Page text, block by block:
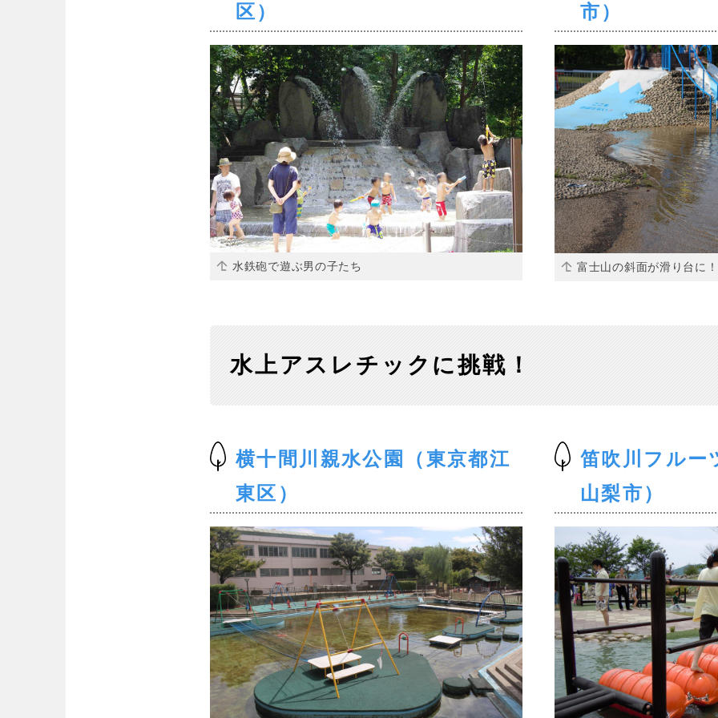
区）
水鉄砲で遊ぶ男の子たち
市）
富士山の斜面が滑り台に！
水上アスレチックに挑戦！
横十間川親水公園（東京都江
東区）
笛吹川フルー
山梨市）